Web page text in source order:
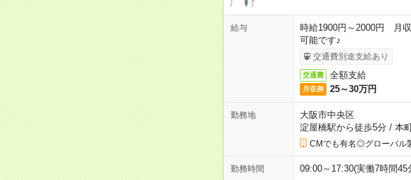
給与
時給1900円～2000円 月
可能です♪
交通費別途支給あり
交通費 全額支給
月収例 25～30万円
勤務地
大阪市中央区
淀屋橋駅から徒歩5分/ 本
CMでも有名◎グローバル
勤務時間 09:00～17:30(実働7時間